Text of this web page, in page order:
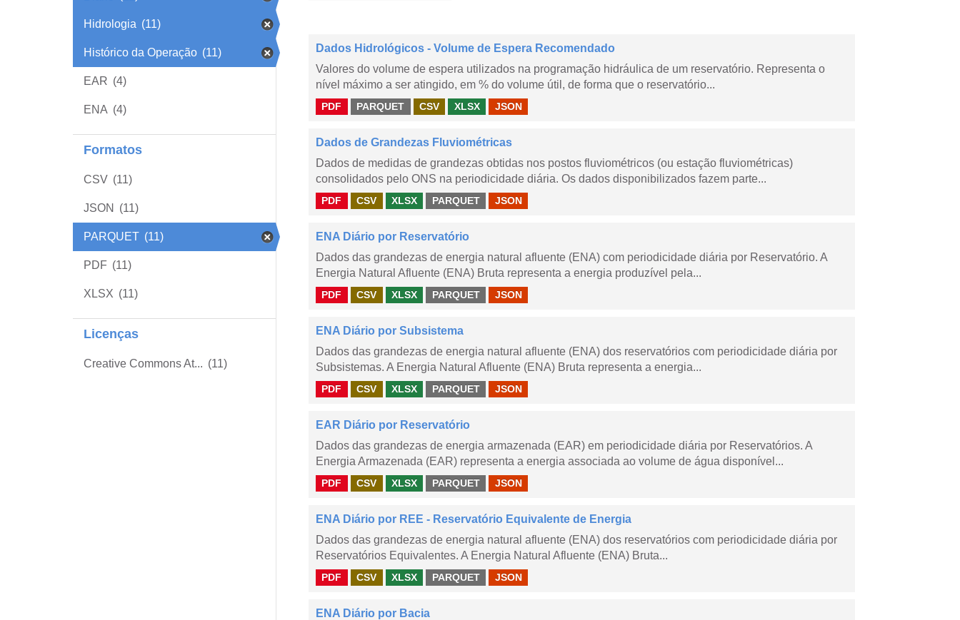
Hidrologia (11)
Histórico da Operação (11)
EAR (4)
ENA (4)
Formatos
CSV (11)
JSON (11)
PARQUET (11)
PDF (11)
XLSX (11)
Licenças
Creative Commons At... (11)
Dados Hidrológicos - Volume de Espera Recomendado
Valores do volume de espera utilizados na programação hidráulica de um reservatório. Representa o
nível máximo a ser atingido, em % do volume útil, de forma que o reservatório...
PDF PARQUET CSV XLSX JSON
Dados de Grandezas Fluviométricas
Dados de medidas de grandezas obtidas nos postos fluviométricos (ou estação fluviométricas)
consolidados pelo ONS na periodicidade diária. Os dados disponibilizados fazem parte...
PDF CSV XLSX PARQUET JSON
ENA Diário por Reservatório
Dados das grandezas de energia natural afluente (ENA) com periodicidade diária por Reservatório. A
Energia Natural Afluente (ENA) Bruta representa a energia produzível pela...
PDF CSV XLSX PARQUET JSON
ENA Diário por Subsistema
Dados das grandezas de energia natural afluente (ENA) dos reservatórios com periodicidade diária por
Subsistemas. A Energia Natural Afluente (ENA) Bruta representa a energia...
PDF CSV XLSX PARQUET JSON
EAR Diário por Reservatório
Dados das grandezas de energia armazenada (EAR) em periodicidade diária por Reservatórios. A
Energia Armazenada (EAR) representa a energia associada ao volume de água disponível...
PDF CSV XLSX PARQUET JSON
ENA Diário por REE - Reservatório Equivalente de Energia
Dados das grandezas de energia natural afluente (ENA) dos reservatórios com periodicidade diária por
Reservatórios Equivalentes. A Energia Natural Afluente (ENA) Bruta...
PDF CSV XLSX PARQUET JSON
ENA Diário por Bacia